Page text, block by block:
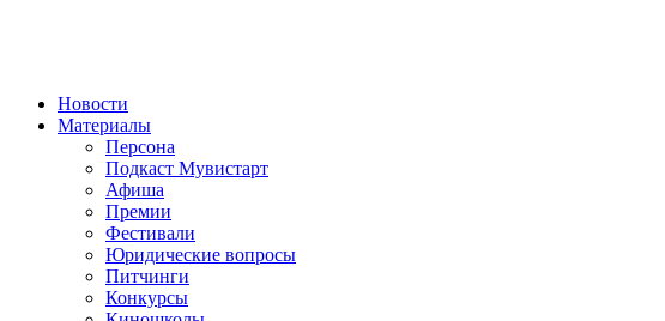
Новости
Материалы
Персона
Подкаст Мувистарт
Афиша
Премии
Фестивали
Юридические вопросы
Питчинги
Конкурсы